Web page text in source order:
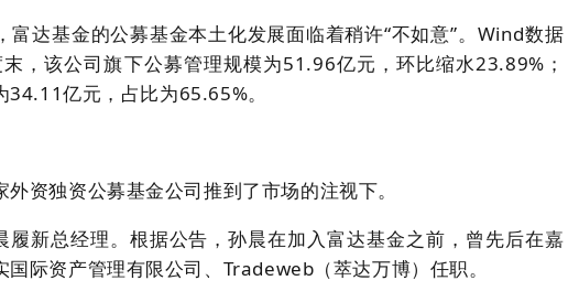
富达基金的公募基金本土化发展面临着稍许“不如意”。Wind数据
，该公司旗下公募管理规模为51.96亿元，环比缩水23.89%；
亿元，占比为65.65%。
资独资公募基金公司推到了市场的注视下。
履新总经理。根据公告，孙晨在加入富达基金之前，曾先后在嘉
际资产管理有限公司、Tradeweb（萃达万博）任职。